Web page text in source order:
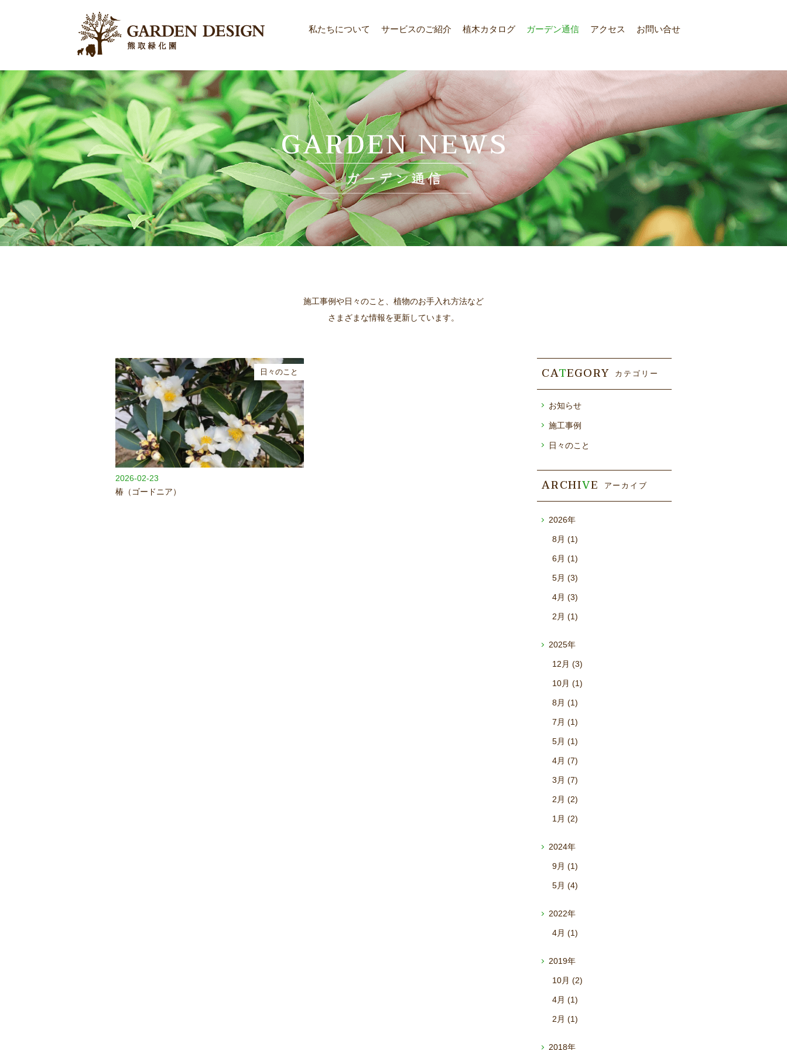
私たちについて サービスのご紹介 植木カタログ ガーデン通信 アクセス お問い合せ
施工事例や日々のこと、植物のお手入れ方法など
さまざまな情報を更新しています。
日々のこと
2026-02-23
椿（ゴードニア）
CATEGORY カテゴリー
お知らせ
施工事例
日々のこと
ARCHIVE アーカイブ
2026年
8月 (1)
6月 (1)
5月 (3)
4月 (3)
2月 (1)
2025年
12月 (3)
10月 (1)
8月 (1)
7月 (1)
5月 (1)
4月 (7)
3月 (7)
2月 (2)
1月 (2)
2024年
9月 (1)
5月 (4)
2022年
4月 (1)
2019年
10月 (2)
4月 (1)
2月 (1)
2018年